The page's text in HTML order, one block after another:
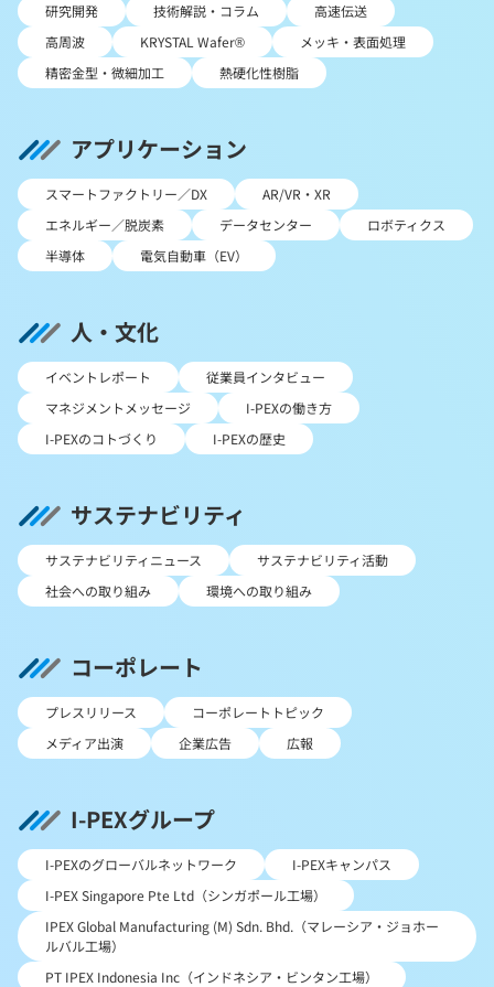
研究開発 技術解説・コラム
高速伝送
高周波
KRYSTAL Wafer®
メッキ・表面処理
精密金型・微細加工
熱硬化性樹脂
アプリケーション
スマートファクトリー／DX
AR/VR・XR
エネルギー／脱炭素
データセンター
ロボティクス
半導体
電気自動車（EV）
人・文化
イベントレポート
従業員インタビュー
マネジメントメッセージ
I-PEXの働き方
I-PEXのコトづくり
I-PEXの歴史
サステナビリティ
サステナビリティニュース
サステナビリティ活動
社会への取り組み
環境への取り組み
コーポレート
プレスリリース
コーポレートトピック
メディア出演
企業広告 広報
I-PEXグループ
I-PEXのグローバルネットワーク
I-PEXキャンパス
I-PEX Singapore Pte Ltd（シンガポール工場）
IPEX Global Manufacturing (M) Sdn. Bhd.（マレーシア・ジョホー
ルバル工場）
PT IPEX Indonesia Inc（インドネシア・ビンタン工場）